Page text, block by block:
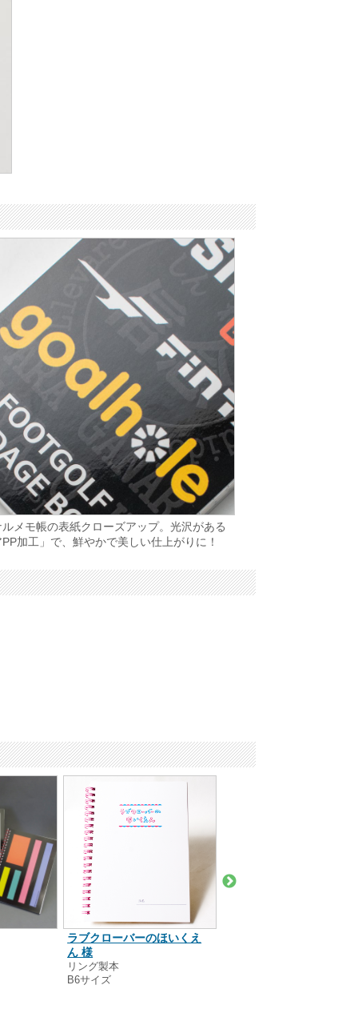
メモ帳の表紙クローズアップ。光沢がある
加工」で、鮮やかで美しい仕上がりに！
ラブクローバーのほいくえ
ん 様
リング製本
B6サイズ